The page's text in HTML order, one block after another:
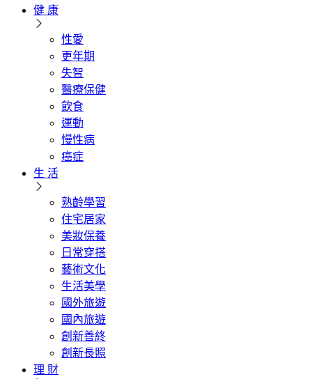
健 康
性愛
更年期
失智
醫療保健
飲食
運動
慢性病
癌症
生 活
熟齡學習
住宅居家
美妝保養
日常穿搭
藝術文化
生活美學
國外旅遊
國內旅遊
創新善終
創新長照
理 財